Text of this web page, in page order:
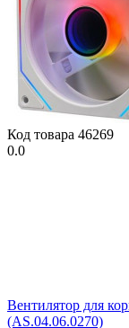
Код товара 46269
0.0
Вентилятор для
(AS.04.06.0270)